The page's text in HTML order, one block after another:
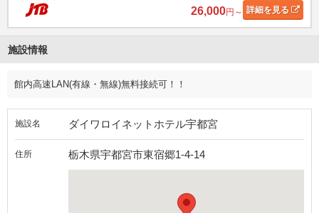
26,000円～ 詳細を見る
施設情報
館内高速LAN(有線・無線)無料接続可！！
施設名 ダイワロイネットホテル宇都宮
住所 栃木県宇都宮市東宿郷1-4-14